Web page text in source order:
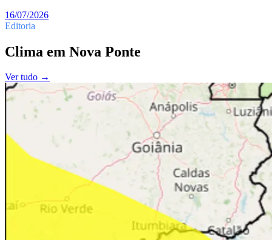
16/07/2026
Editoria
Clima em Nova Ponte
Ver tudo →